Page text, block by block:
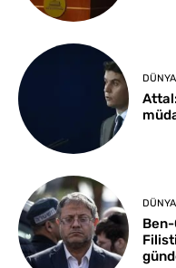
DÜNYA
DÜNYA
Ben-